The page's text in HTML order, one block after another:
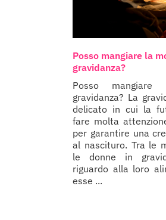
Posso mangiare la
gravidanza?
Posso
gravidanza? La
delicato in cui la
fare molta
per garantire una
al nascituro. Tra le
le donne in
riguardo alla loro
esse ...